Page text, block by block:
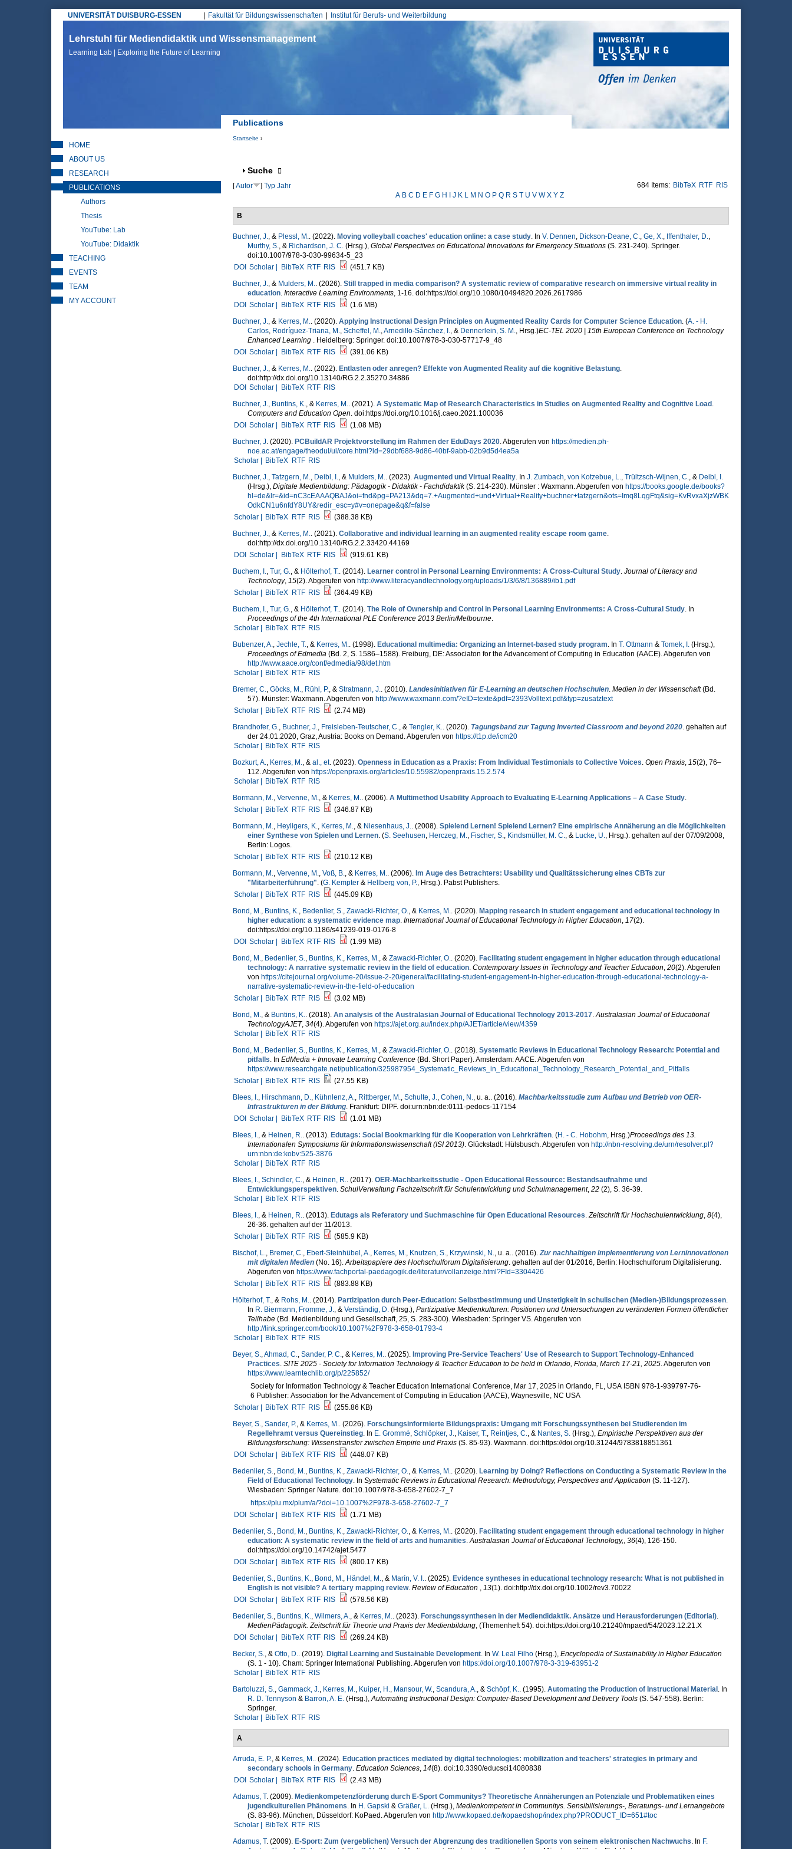
UNIVERSITÄT DUISBURG-ESSEN
Hauptmenü
Fakultät für Bildungswissenschaften Institut für Berufs- und Weiterbildung
Lehrstuhl für Mediendidaktik und Wissensmanagement
Learning Lab | Exploring the Future of Learning
Publications
Startseite ›
Anzeigen
Suche
684 Items: BibTeX RTF RIS
[Autor ] Typ Jahr
A B C D E F G H J K L M N O P Q R S T U V W X Y Z
B
Buchner, J., & Plessl, M.. (2022). Moving volleyball coaches' education online: a case study. In V. Dennen, Dickson-Deane, C., Ge, X., Iffenthaler, D.,
Murthy, S., & Richardson, J. C.(Hrsg.), Global Perspectives on Educational Innovations for Emergency Situations(S. 231-240). Springer.
doi:10.1007/978-3-030-99634-5_23
DOI Scholar | BibTeX RTF RIS
(451.7 KB)
Buchner, J., & Mulders, M.. (2026). Still trapped in media comparison? A systematic review of comparative research on immersive virtual reality in
education. Interactive Learning Environments, 1-16. doi:https://doi.org/10.1080/10494820.2026.2617986
DOI Scholar | BibTeX RTF RIS
(1.6 MB)
Buchner, J., & Kerres, M.. (2020). Applying Instructional Design Principles on Augmented Reality Cards for Computer Science Education. (A. - H.
Carlos, Rodríguez-Triana, M., Scheffel, M.,Arnedillo-Sánchez, I., & Dennerlein, S. M., Hrsg.)EC-TEL 2020 | 15th European Conference on Technology
Enhanced Learning . Heidelberg: Springer. doi:10.1007/978-3-030-57717-9_48
DOI Scholar | BibTeX RTF RIS
(391.06 KB)
Buchner, J., & Kerres, M.. (2022). Entlasten oder anregen? Effekte von Augmented Reality auf die kognitive Belastung.
doi:http://dx.doi.org/10.13140/RG.2.2.35270.34886
DOI Scholar | BibTeX RTF RIS
Buchner, J., Buntins, K., & Kerres, M.. (2021). A Systematic Map of Research Characteristics in Studies on Augmented Reality and Cognitive Load .
Computers and Education Open. doi:https://doi.org/10.1016/j.caeo.2021.100036
DOI Scholar | BibTeX RTF RIS
(1.08 MB)
Buchner, J. (2020). PCBuildAR Projektvorstellung im Rahmen der EduDays 2020. Abgerufen von https://medien.ph-
noe.ac.at/engage/theodul/ui/core.html?id=29dbf688-9d86-40bf-9abb-02b9d5d4ea5a
Scholar |
BibTeX RTF RIS
Buchner, J., Tatzgern, M., Deibl, I., & Mulders, M.. (2023). Augmented und Virtual Reality. In J. Zumbach, von Kotzebue, L., Trültzsch-Wijnen, C., & Deibl, I.
(Hrsg.), Digitale Medienbildung: Pädagogik - Didaktik - Fachdidaktik(S. 214-230). Münster : Waxmann. Abgerufen von https://books.google.de/books?
hl=de&lr=&id=nC3cEAAAQBAJ&oi=fnd&pg=PA213&dq=7.+Augmented+und+Virtual+Reality+buchner+tatzgern&ots=Imq8LqgFtq&sig=KvRvxaXjzWBK
OdkCN1u6nfdY8UY&redir_esc=y#v=onepage&q&f=false
Scholar |
BibTeX RTF RIS
(388.38 KB)
Buchner, J., & Kerres, M.. (2021). Collaborative and individual learning in an augmented reality escape room game.
doi:http://dx.doi.org/10.13140/RG.2.2.33420.44169
DOI Scholar | BibTeX RTF RIS
(919.61 KB)
Buchem, I., Tur, G., & Hölterhof, T.. (2014). Learner control in Personal Learning Environments: A Cross-Cultural Study. Journal of Literacy and
Technology, 15(2). Abgerufen von http://www.literacyandtechnology.org/uploads/1/3/6/8/136889/ib1.pdf
Scholar |
BibTeX RTF RIS
(364.49 KB)
Buchem, I., Tur, G., & Hölterhof, T.. (2014). The Role of Ownership and Control in Personal Learning Environments: A Cross-Cultural Study. In
Proceedings of the 4th International PLE Conference 2013 Berlin/Melbourne.
Scholar |
BibTeX RTF RIS
Bubenzer, A., Jechle, T., & Kerres, M.. (1998). Educational multimedia: Organizing an Internet-based study program. In T. Ottmann & Tomek, I.(Hrsg.),
Proceedings of Edmedia(Bd. 2, S. 1586–1588). Freiburg, DE: Associaton for the Advancement of Computing in Education (AACE). Abgerufen von
http://www.aace.org/conf/edmedia/98/det.htm
Scholar |
BibTeX RTF RIS
Bremer, C., Göcks, M., Rühl, P., & Stratmann, J.. (2010). Landesinitiativen für E-Learning an deutschen Hochschulen. Medien in der Wissenschaft(Bd.
57). Münster: Waxmann. Abgerufen von http://www.waxmann.com/?eID=texte&pdf=2393Volltext.pdf&typ=zusatztext
Scholar |
BibTeX RTF RIS
(2.74 MB)
Brandhofer, G., Buchner, J., Freisleben-Teutscher, C., & Tengler, K.. (2020). Tagungsband zur Tagung Inverted Classroom and beyond 2020. gehalten auf
der 24.01.2020, Graz, Austria: Books on Demand. Abgerufen von https://t1p.de/icm20
Scholar |
BibTeX RTF RIS
Bozkurt, A., Kerres, M., & al., et. (2023). Openness in Education as a Praxis: From Individual Testimonials to Collective Voices. Open Praxis, 15(2), 76–
112. Abgerufen von https://openpraxis.org/articles/10.55982/openpraxis.15.2.574
Scholar |
BibTeX RTF RIS
Bormann, M., Vervenne, M., & Kerres, M.. (2006). A Multimethod Usability Approach to Evaluating E-Learning Applications – A Case Study.
Scholar |
BibTeX RTF RIS
(346.87 KB)
Bormann, M., Heyligers, K., Kerres, M., & Niesenhaus, J.. (2008). Spielend Lernen! Spielend Lernen? Eine empirische Annäherung an die Möglichkeiten
einer Synthese von Spielen und Lernen. (S. Seehusen, Herczeg, M., Fischer, S., Kindsmüller, M. C., & Lucke, U., Hrsg.). gehalten auf der 07/09/2008,
Berlin: Logos.
Scholar |
BibTeX RTF RIS
(210.12 KB)
Bormann, M., Vervenne, M., Voß, B., & Kerres, M.. (2006). Im Auge des Betrachters: Usability und Qualitätssicherung eines CBTs zur
"Mitarbeiterführung". (G. Kempter& Hellberg von, P., Hrsg.). Pabst Publishers.
Scholar |
BibTeX RTF RIS
(445.09 KB)
Bond, M., Buntins, K., Bedenlier, S., Zawacki-Richter, O., & Kerres, M.. (2020). Mapping research in student engagement and educational technology in
higher education: a systematic evidence map. International Journal of Educational Technology in Higher Education, 17(2).
doi:https://doi.org/10.1186/s41239-019-0176-8
DOI Scholar | BibTeX RTF RIS
(1.99 MB)
Bond, M., Bedenlier, S., Buntins, K., Kerres, M., & Zawacki-Richter, O.. (2020). Facilitating student engagement in higher education through educational
technology: A narrative systematic review in the field of education. Contemporary Issues in Technology and Teacher Education, 20(2). Abgerufen
von https://citejournal.org/volume-20/issue-2-20/general/facilitating-student-engagement-in-higher-education-through-educational-technology-a-
narrative-systematic-review-in-the-field-of-education
Scholar |
BibTeX RTF RIS
(3.02 MB)
Bond, M., & Buntins, K.. (2018). An analysis of the Australasian Journal of Educational Technology 2013-2017.Australasian Journal of Educational
TechnologyAJET, 34(4). Abgerufen von https://ajet.org.au/index.php/AJET/article/view/4359
Scholar |
BibTeX RTF RIS
Bond, M., Bedenlier, S., Buntins, K., Kerres, M., & Zawacki-Richter, O.. (2018). Systematic Reviews in Educational Technology Research: Potential and
pitfalls. In EdMedia + Innovate Learning Conference(Bd. Short Paper). Amsterdam: AACE. Abgerufen von
https://www.researchgate.net/publication/325987954_Systematic_Reviews_in_Educational_Technology_Research_Potential_and_Pitfalls
Scholar |
BibTeX RTF RIS
(27.55 KB)
Blees, I., Hirschmann, D., Kühnlenz, A., Rittberger, M., Schulte, J., Cohen, N., u. a.. (2016). Machbarkeitsstudie zum Aufbau und Betrieb von OER-
Infrastrukturen in der Bildung. Frankfurt: DIPF. doi:urn:nbn:de:0111-pedocs-117154
DOI Scholar | BibTeX RTF RIS
(1.01 MB)
Blees, I., & Heinen, R.. (2013). Edutags: Social Bookmarking für die Kooperation von Lehrkräften. (H. - C. Hobohm, Hrsg.)Proceedings des 13.
Internationalen Symposiums für Informationswissenschaft (ISI 2013). Glückstadt: Hülsbusch. Abgerufen von http://nbn-resolving.de/urn/resolver.pl?
urn:nbn:de:kobv:525-3876
Scholar |
BibTeX RTF RIS
Blees, I., Schindler, C., & Heinen, R.. (2017). OER-Machbarkeitsstudie - Open Educational Ressource: Bestandsaufnahme und
Entwicklungsperspektiven. SchulVerwaltung Fachzeitschrift für Schulentwicklung und Schulmanagement, 22 (2), S. 36-39.
Scholar |
BibTeX RTF RIS
Blees, I., & Heinen, R.. (2013). Edutags als Referatory und Suchmaschine für Open Educational Resources.Zeitschrift für Hochschulentwicklung, 8(4),
26-36. gehalten auf der 11/2013.
Scholar |
BibTeX RTF RIS
(585.9 KB)
Bischof, L., Bremer, C., Ebert-Steinhübel, A., Kerres, M., Knutzen, S., Krzywinski, N., u. a.. (2016).Zur nachhaltigen Implementierung von Lerninnovationen
mit digitalen Medien(No. 16).Arbeitspapiere des Hochschulforum Digitalisierung. gehalten auf der 01/2016, Berlin: Hochschulforum Digitalisierung.
Abgerufen von https://www.fachportal-paedagogik.de/literatur/vollanzeige.html?FId=3304426
Scholar |
BibTeX RTF RIS
(883.88 KB)
Hölterhof, T., & Rohs, M.. (2014). Partizipation durch Peer-Education: Selbstbestimmung und Unstetigkeit in schulischen (Medien-)Bildungsprozessen.
In R. Biermann, Fromme, J., & Verständig, D.(Hrsg.), Partizipative Medienkulturen: Positionen und Untersuchungen zu veränderten Formen öffentlicher
Teilhabe(Bd. Medienbildung und Gesellschaft, 25, S. 283-300). Wiesbaden: Springer VS. Abgerufen von
http://link.springer.com/book/10.1007%2F978-3-658-01793-4
Scholar |
BibTeX RTF RIS
Beyer, S.,Ahmad, C., Sander, P. C., & Kerres, M.. (2025). Improving Pre-Service Teachers' Use of Research to Support Technology-Enhanced
Practices. SITE 2025 - Society for Information Technology & Teacher Education to be held in Orlando, Florida, March 17-21, 2025. Abgerufen von
https://www.learntechlib.org/p/225852/
Society for Information Technology & Teacher Education International Conference, Mar 17, 2025 in Orlando, FL, USA ISBN 978-1-939797-76-
6 Publisher: Association for the Advancement of Computing in Education (AACE), Waynesville, NC USA
Scholar |
BibTeX RTF RIS
(255.86 KB)
Beyer, S., Sander, P., & Kerres, M.. (2026). Forschungsinformierte Bildungspraxis: Umgang mit Forschungssynthesen bei Studierenden im
Regellehramt versus Quereinstieg. In E. Grommé, Schlöpker, J., Kaiser, T., Reintjes, C., & Nantes, S.(Hrsg.), Empirische Perspektiven aus der
Bildungsforschung: Wissenstransfer zwischen Empirie und Praxis(S. 85-93). Waxmann. doi:https://doi.org/10.31244/9783818851361
DOI Scholar | BibTeX RTF RIS
(448.07 KB)
Bedenlier, S., Bond, M., Buntins, K., Zawacki-Richter, O., & Kerres, M.. (2020). Learning by Doing? Reflections on Conducting a Systematic Review in the
Field of Educational Technology. In Systematic Reviews in Educational Research: Methodology, Perspectives and Application (S. 11-127).
Wiesbaden: Springer Nature. doi:10.1007/978-3-658-27602-7_7
https://plu.mx/plum/a/?doi=10.1007%2F978-3-658-27602-7_7
DOI Scholar | BibTeX RTF RIS
(1.71 MB)
Bedenlier, S., Bond, M., Buntins, K., Zawacki-Richter, O., & Kerres, M.. (2020). Facilitating student engagement through educational technology in higher
education: A systematic review in the field of arts and humanities.Australasian Journal of Educational Technology,, 36(4), 126-150.
doi:https://doi.org/10.14742/ajet.5477
DOI Scholar | BibTeX RTF RIS
(800.17 KB)
Bedenlier, S., Buntins, K., Bond, M., Händel, M., & Marín, V. I.. (2025). Evidence syntheses in educational technology research: What is not published in
English is not visible? A tertiary mapping review. Review of Education , 13(1). doi:http://dx.doi.org/10.1002/rev3.70022
DOI Scholar | BibTeX RTF RIS
(578.56 KB)
Bedenlier, S., Buntins, K., Wilmers, A., & Kerres, M.. (2023). Forschungssynthesen in der Mediendidaktik. Ansätze und Herausforderungen (Editorial).
MedienPädagogik. Zeitschrift für Theorie und Praxis der Medienbildung, (Themenheft 54). doi:https://doi.org/10.21240/mpaed/54/2023.12.21.X
DOI Scholar | BibTeX RTF RIS
(269.24 KB)
Becker, S., & Otto, D.. (2019). Digital Learning and Sustainable Development. In W. Leal Filho(Hrsg.), Encyclopedia of Sustainability in Higher Education
(S. 1 - 10). Cham: Springer International Publishing. Abgerufen von https://doi.org/10.1007/978-3-319-63951-2
Scholar |
BibTeX RTF RIS
Bartoluzzi, S., Gammack, J., Kerres, M., Kuiper, H., Mansour, W., Scandura, A., & Schöpf, K.. (1995). Automating the Production of Instructional Material . In
R. D. Tennyson & Barron, A. E.(Hrsg.),Automating Instructional Design: Computer-Based Development and Delivery Tools(S. 547-558). Berlin:
Springer.
Scholar |
BibTeX RTF RIS
A
Arruda, E. P., & Kerres, M.. (2024). Education practices mediated by digital technologies: mobilization and teachers' strategies in primary and
secondary schools in Germany. Education Sciences, 14(8). doi:10.3390/educsci14080838
DOI Scholar | BibTeX RTF RIS
(2.43 MB)
Adamus, T. (2009). Medienkompetenzförderung durch E-Sport Communitys? Theoretische Annäherungen an Potenziale und Problematiken eines
jugendkulturellen Phänomens. In H. Gapski & Gräßer, L.(Hrsg.), Medienkompetent in Communitys. Sensibilisierungs-, Beratungs- und Lernangebote
(S. 83-96). München, Düsseldorf: KoPaed. Abgerufen von http://www.kopaed.de/kopaedshop/index.php?PRODUCT_ID=651#toc
Scholar |
BibTeX RTF RIS
Adamus, T. (2009). E-Sport: Zum (vergeblichen) Versuch der Abgrenzung des traditionellen Sports von seinem elektronischen Nachwuchs. In F.
HOME
ABOUT US
RESEARCH
PUBLICATIONS
Authors
Thesis
YouTube: Lab
YouTube: Didaktik
TEACHING
EVENTS
TEAM
MY ACCOUNT